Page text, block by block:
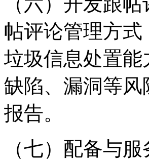
帖评论管理方
垃圾信息处置
缺陷、漏洞等
报告。
（七）配备与